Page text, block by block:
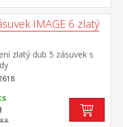
IMAGE 6 zlatý
zlatý dub 5 zásuvek s
**